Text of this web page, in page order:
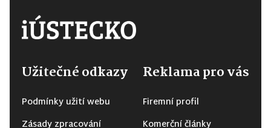
Užitečné odkazy
Podmínky užití webu
Zásady zpracování
Reklama pro vás
Firemní profil
Komerční články